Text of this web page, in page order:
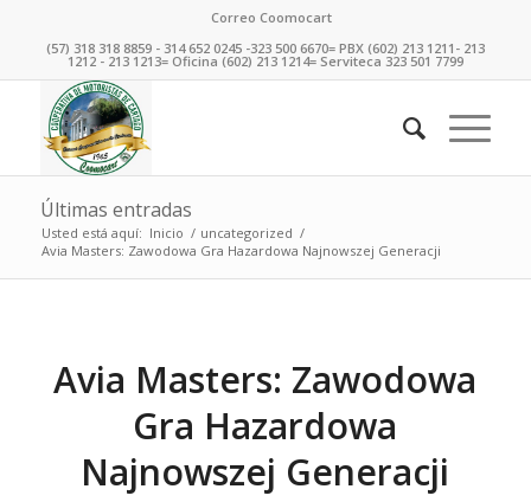
Correo Coomocart
(57) 318 318 8859 - 314 652 0245 -323 500 6670= PBX (602) 213 1211- 213
1212 - 213 1213= Oficina (602) 213 1214= Serviteca 323 501 7799
Últimas entradas
Usted está aquí: Inicio / uncategorized /
Avia Masters: Zawodowa Gra Hazardowa Najnowszej Generacji
Avia Masters: Zawodowa
Gra Hazardowa
Najnowszej Generacji